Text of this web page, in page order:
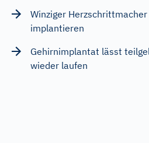
Winziger
implantieren
Gehirnimplantat lässt
wieder laufen